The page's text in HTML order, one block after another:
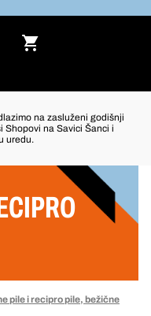
na zasluženi godišnji
Shopovi na Savici Šanci i
uredu.
pile i recipro pile, bežične